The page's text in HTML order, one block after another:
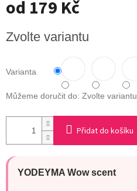
od 179 Kč
cena:
Zvolte variantu
Varianta
Můžeme doručit do: Zvolte variantu
Přidat do košíku
YODEYMA Wow scent